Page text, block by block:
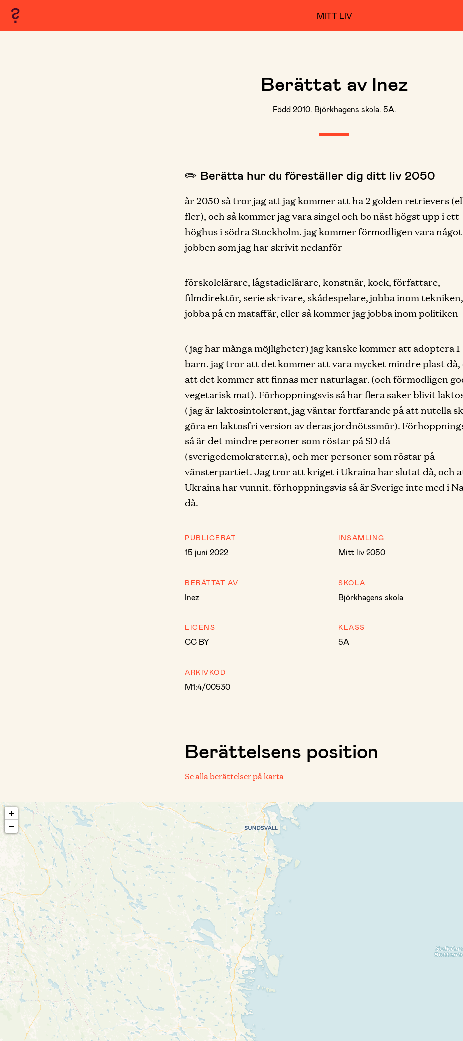
MITT LIV
Berättat av Inez
Född 2010. Björkhagens skola. 5A.
✏️ Berätta hur du föreställer dig ditt liv 2050
år 2050 så tror jag att jag kommer att ha 2 golden retrievers
fler), och så kommer jag vara singel och bo näst högst upp i ett
höghus i södra Stockholm. jag kommer förmodligen vara
jobben som jag har skrivit nedanför
förskolelärare, lågstadielärare, konstnär, kock, författare,
filmdirektör, serie skrivare, skådespelare, jobba inom tekniken,
jobba på en mataffär, eller så kommer jag jobba inom politiken
(jag har många möjligheter) jag kanske kommer att adoptera
barn. jag tror att det kommer att vara mycket mindre plast då,
att det kommer att finnas mer naturlagar. (och förmodligen
vegetarisk mat). Förhoppningsvis så har flera saker blivit
(jag är laktosintolerant, jag väntar fortfarande på att nutella
göra en laktosfri version av deras jordnötssmör).
så är det mindre personer som röstar på SD då
(sverigedemokraterna), och mer personer som röstar på
vänsterpartiet. Jag tror att kriget i Ukraina har slutat då, och
Ukraina har vunnit. förhoppningsvis så är Sverige inte med i
då.
PUBLICERAT
15 juni 2022
BERÄTTAT AV
Inez
LICENS
CC BY
ARKIVKOD
M1:4/00530
INSAMLING
Mitt liv 2050
SKOLA
Björkhagens skola
KLASS
5A
Berättelsens position
Se alla berättelser på karta
+
−